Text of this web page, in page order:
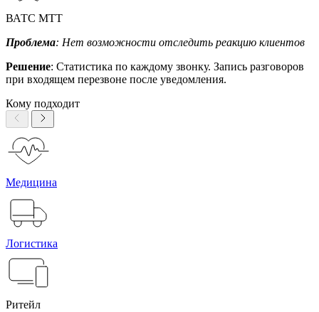
ВАТС МТТ
Проблема: Нет возможности отследить реакцию клиентов
Решение: Статистика по каждому звонку. Запись разговоров
при входящем перезвоне после уведомления.
Кому подходит
Медицина
Логистика
Ритейл